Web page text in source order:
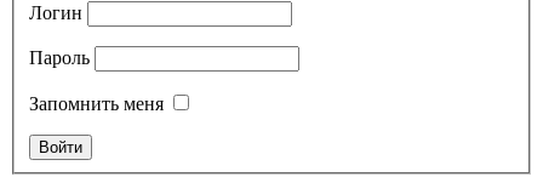
Логин
Пароль
Запомнить меня